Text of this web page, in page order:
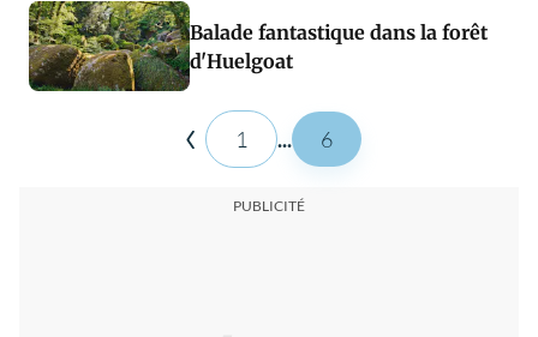
Balade fantastique dans la forêt
d'Huelgoat
1 ... 6